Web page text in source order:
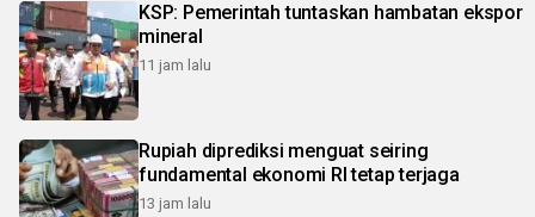
KSP: Pemerintah tuntaskan hambatan ekspor
mineral
11 jam lalu
Rupiah diprediksi menguat seiring
fundamental ekonomi RI tetap terjaga
13 jam lalu